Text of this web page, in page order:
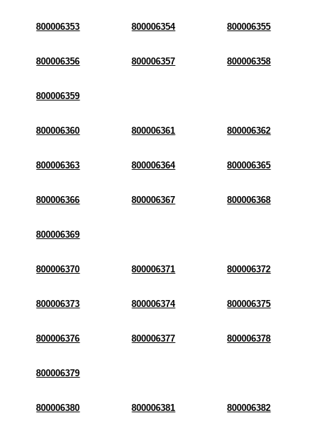
800006353 800006354 800006355
800006356 800006357 800006358
800006359
800006360 800006361 800006362
800006363 800006364 800006365
800006366 800006367 800006368
800006369
800006370 800006371 800006372
800006373 800006374 800006375
800006376 800006377 800006378
800006379
800006380 800006381 800006382